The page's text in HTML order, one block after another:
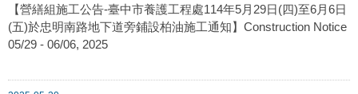
【營繕組施工公告-臺中市養護工程處114年5月29日(四)至6月6日
(五)於忠明南路地下道旁鋪設柏油施工通知】Construction Notice
05/29 - 06/06, 2025